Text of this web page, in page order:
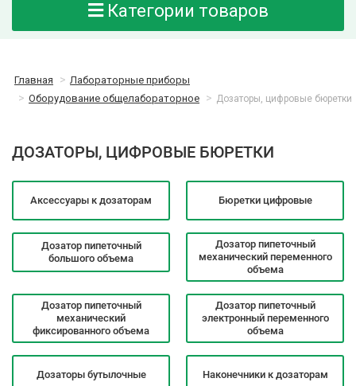
Категории товаров
Главная
Лабораторные приборы
Оборудование общелабораторное
Дозаторы, цифровые бюретки
ДОЗАТОРЫ, ЦИФРОВЫЕ БЮРЕТКИ
Аксессуары к дозаторам Бюретки цифровые
Дозатор пипеточный
большого объема
Дозатор пипеточный
механический переменного
объема
Дозатор пипеточный
механический
фиксированного объема
Дозатор пипеточный
электронный переменного
объема
Дозаторы бутылочные Наконечники к дозаторам